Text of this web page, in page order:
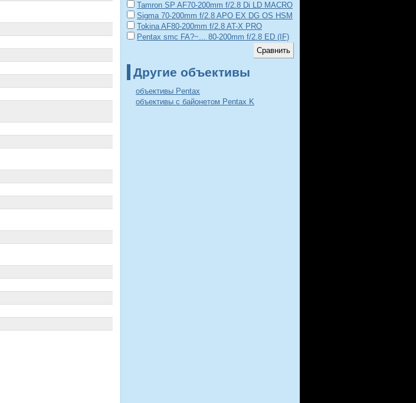
Tamron SP AF70-200mm f/2.8 Di LD MACRO
Sigma 70-200mm f/2.8 APO EX DG OS HSM
Tokina AF80-200mm f/2.8 AT-X PRO
Pentax smc FA?~... 80-200mm f/2.8 ED (IF)
Другие объективы
объективы Pentax
объективы с байонетом Pentax K